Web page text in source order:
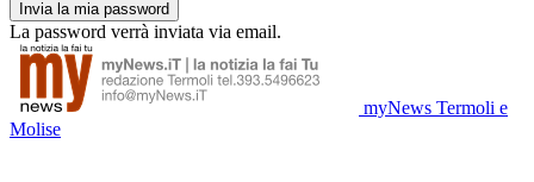
La password verrà inviata via email.
myNews Termoli e
Molise